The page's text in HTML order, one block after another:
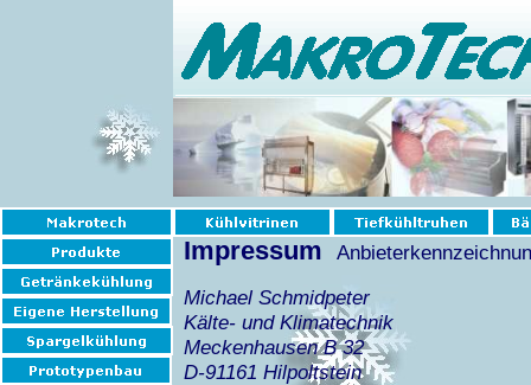
Impressum
Michael Schmidpeter
Kälte- und Klimatechnik
Meckenhausen B 32
D-91161 Hilpoltstein